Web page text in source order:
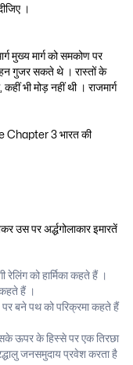
।
मुख्य मार्ग को समकोण पर
गुजर सकते थे । रास्तों के
भी मोड़ नहीं थी । राजमार्ग
उस पर अर्द्धगोलाकार इमारतें
को हार्मिका कहते हैं ।
कहते हैं ।
बने पथ को परिक्रमा कहते हैं
ऊपर के हिस्से पर एक तिरछा
जनसमुदाय प्रवेश करता है